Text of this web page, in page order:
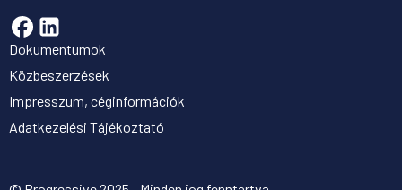
Dokumentumok
Közbeszerzések
Impresszum, céginformációk
Adatkezelési Tájékoztató